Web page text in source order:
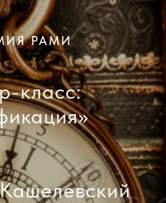
РАМИ
класс: